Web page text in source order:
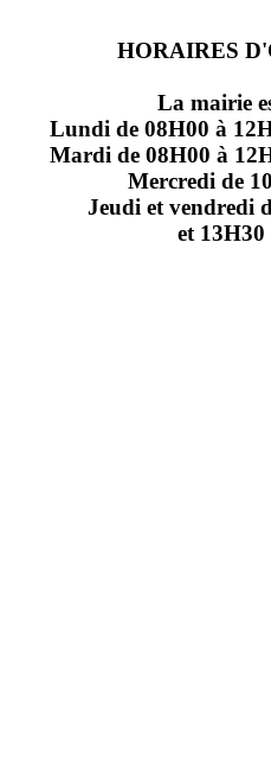
HORAIRES
La mairie
Lundi de 08H00 à
Mardi de 08H00 à
Mercredi de
Jeudi et vendredi
et